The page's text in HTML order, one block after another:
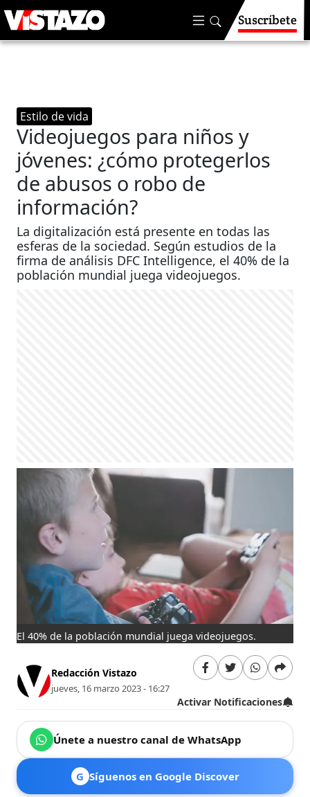
Suscríbete
Estilo de vida
Videojuegos para niños y
jóvenes: ¿cómo protegerlos
de abusos o robo de
información?
La digitalización está presente en todas las
esferas de la sociedad. Según estudios de la
firma de análisis DFC Intelligence, el 40% de la
población mundial juega videojuegos.
El 40% de la población mundial juega videojuegos.
Redacción Vistazo
jueves, 16 marzo 2023 - 16:27
Activar Notificaciones
Únete a nuestro canal de WhatsApp
G Síguenos en Google Discover